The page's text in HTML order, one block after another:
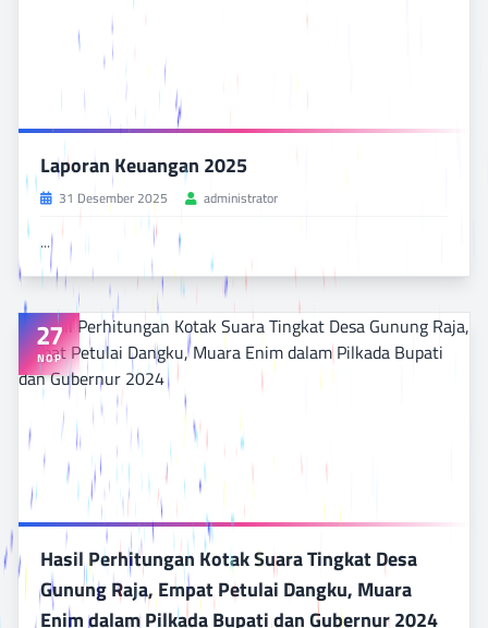
BACA SELENGKAPNYA
DILIHAT 267 KALI
Laporan Keuangan 2025
31 Desember 2025 administrator
...
27
NOP
Hasil Perhitungan Kotak Suara Tingkat Desa
Gunung Raja, Empat Petulai Dangku, Muara
Enim dalam Pilkada Bupati dan Gubernur 2024